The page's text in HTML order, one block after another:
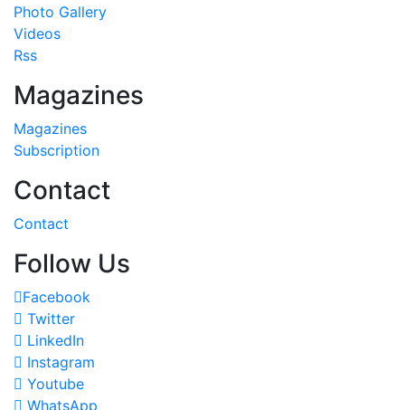
Photo Gallery
Videos
Rss
Magazines
Magazines
Subscription
Contact
Contact
Follow Us
Facebook
Twitter
LinkedIn
Instagram
Youtube
WhatsApp